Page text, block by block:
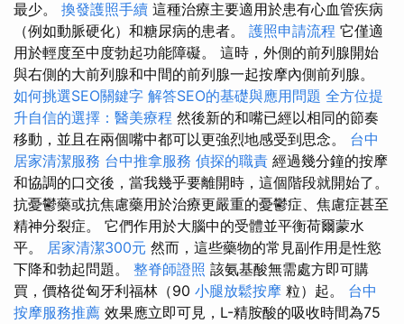
最少。 換發護照手續 這種治療主要適用於患有心血管疾病
（例如動脈硬化）和糖尿病的患者。 護照申請流程 它僅適
用於輕度至中度勃起功能障礙。 這時，外側的前列腺開始
與右側的大前列腺和中間的前列腺一起按摩內側前列腺。
如何挑選SEO關鍵字 解答SEO的基礎與應用問題 全方位提
升自信的選擇：醫美療程 然後新的和嘴已經以相同的節奏
移動，並且在兩個嘴中都可以更強烈地感受到思念。 台中
居家清潔服務 台中推拿服務 偵探的職責 經過幾分鐘的按摩
和協調的口交後，當我幾乎要離開時，這個階段就開始了。
抗憂鬱藥或抗焦慮藥用於治療更嚴重的憂鬱症、焦慮症甚至
精神分裂症。 它們作用於大腦中的受體並平衡荷爾蒙水
平。 居家清潔300元 然而，這些藥物的常見副作用是性慾
下降和勃起問題。 整脊師證照 該氨基酸無需處方即可購
買，價格從匈牙利福林（90 小腿放鬆按摩 粒）起。 台中
按摩服務推薦 效果應立即可見，L-精胺酸的吸收時間為75